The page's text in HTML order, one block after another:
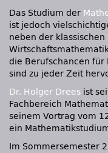
Das Studium der
ist jedoch
neben der
die Berufschancen für
sind zu jeder Zeit
Dr. Holger Drees ist
Fachbereich
seinem Vortrag vom
ein
Im Sommersemester